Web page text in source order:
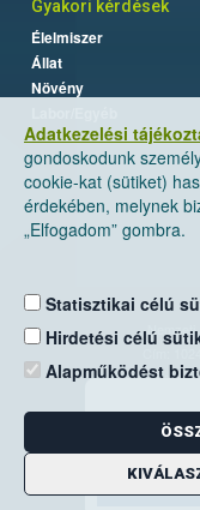
Adatkezelési
gondoskodunk
cookie-kat (sütiket)
érdekében, melynek
„Elfogadom” gombra.
Statisztikai célú
Hirdetési célú
Alapműködést
Gyakori kérdések
Élelmiszer
Állat
Növény
Nemzeti
E-